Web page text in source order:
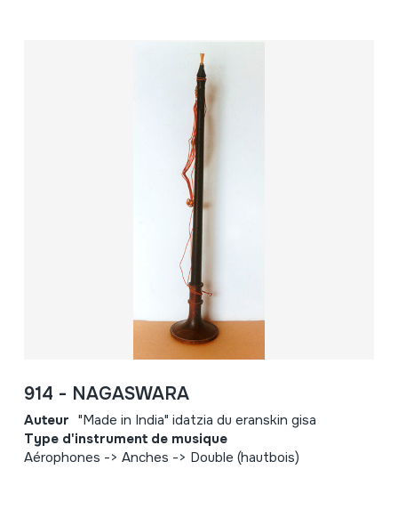
914 - NAGASWARA
Auteur "Made in India" idatzia du eranskin gisa
Type d'instrument de musique
Aérophones -> Anches -> Double (hautbois)